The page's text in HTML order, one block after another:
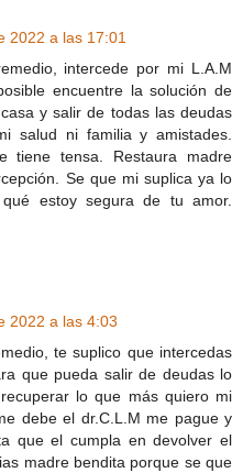
2022 a las 17:01
intercede por mi L.A.M
encuentre la solución de
y salir de todas las deudas
salud ni familia y amistades.
tiene tensa. Restaura madre
Se que mi suplica ya lo
estoy segura de tu amor.
2022 a las 4:03
te suplico que intercedas
que pueda salir de deudas lo
lo que más quiero mi
debe el dr.C.L.M me pague y
que el cumpla en devolver el
madre bendita porque se que